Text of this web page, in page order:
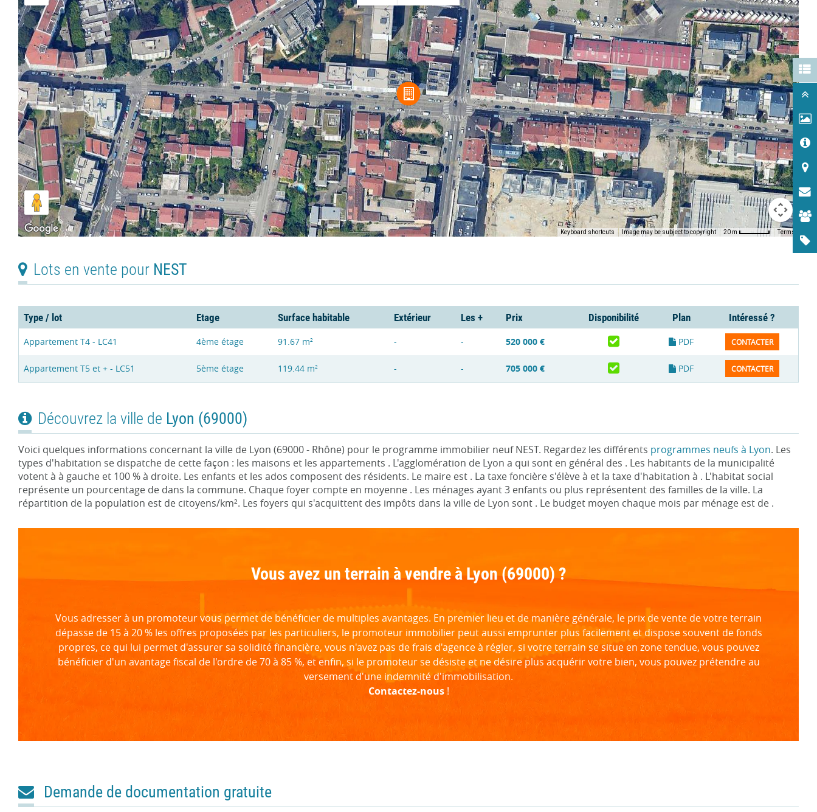
Keyboard shortcuts Image may be subject to copyright 20 m Terms
Lots en vente pour NEST
Type / lot Etage Surface habitable Extérieur Les + Prix Disponibilité Plan Intéressé ?
Appartement T4 - LC41 4ème étage 91.67 m2 - - 520 000 € PDF CONTACTER
Appartement T5 et + - LC51 5ème étage 119.44 m2 - - 705 000 € PDF CONTACTER
Découvrez la ville de Lyon (69000)
Voici quelques informations concernant la ville de Lyon (69000 - Rhône) pour le programme immobilier neuf NEST. Regardez les différents programmes neufs à Lyon. Les
types d'habitation se dispatche de cette façon : les maisons et les appartements . L'agglomération de Lyon a qui sont en général des . Les habitants de la municipalité
votent à à gauche et 100 % à droite. Les enfants et les ados composent des résidents. Le maire est . La taxe foncière s'élève à et la taxe d'habitation à . L'habitat social
représente un pourcentage de dans la commune. Chaque foyer compte en moyenne . Les ménages ayant 3 enfants ou plus représentent des familles de la ville. La
répartition de la population est de citoyens/km². Les foyers qui s'acquittent des impôts dans la ville de Lyon sont . Le budget moyen chaque mois par ménage est de .
Vous avez un terrain à vendre à Lyon (69000) ?
Vous adresser à un promoteur vous permet de bénéficier de multiples avantages. En premier lieu et de manière générale, le prix de vente de votre terrain
dépasse de 15 à 20 % les offres proposées par les particuliers, le promoteur immobilier peut aussi emprunter plus facilement et dispose souvent de fonds
propres, ce qui lui permet d'assurer sa solidité financière, vous n'avez pas de frais d'agence à régler, si votre terrain se situe en zone tendue, vous pouvez
bénéficier d'un avantage fiscal de l'ordre de 70 à 85 %, et enfin, si le promoteur se désiste et ne désire plus acquérir votre bien, vous pouvez prétendre au
versement d'une indemnité d'immobilisation.
Contactez-nous!
Demande de documentation gratuite